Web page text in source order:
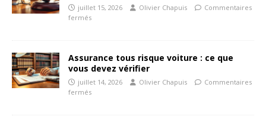
juillet 15, 2026 Olivier Chapuis
Commentaires
fermés
Assurance tous risque voiture : ce que
vous devez vérifier
juillet 14, 2026 Olivier Chapuis
Commentaires
fermés